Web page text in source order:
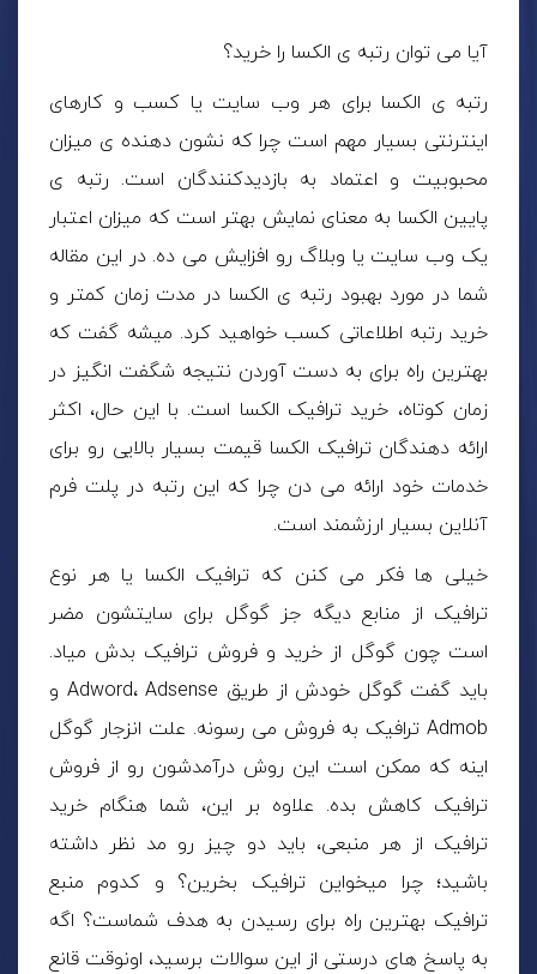
آیا می توان رتبه ی الکسا را خرید؟
رتبه ی الکسا برای هر وب سایت یا کسب و کارهای
اینترنتی بسیار مهم است چرا که نشون دهنده ی میزان
محبوبیت و اعتماد به بازدیدکنندگان است. رتبه ی
پایین الکسا به معنای نمایش بهتر است که میزان اعتبار
یک وب سایت یا وبلاگ رو افزایش می ده. در این مقاله
شما در مورد بهبود رتبه ی الکسا در مدت زمان کمتر و
خرید رتبه اطلاعاتی کسب خواهید کرد. میشه گفت که
بهترین راه برای به دست آوردن نتیجه شگفت انگیز در
زمان کوتاه، خرید ترافیک الکسا است. با این حال، اکثر
ارائه دهندگان ترافیک الکسا قیمت بسیار بالایی رو برای
خدمات خود ارائه می دن چرا که این رتبه در پلت فرم
آنلاین بسیار ارزشمند است.
خیلی ها فکر می کنن که ترافیک الکسا یا هر نوع
ترافیک از منابع دیگه جز گوگل برای سایتشون مضر
است چون گوگل از خرید و فروش ترافیک بدش میاد.
باید گفت گوگل خودش از طریق Adword، Adsense و
Admob ترافیک به فروش می رسونه. علت انزجار گوگل
اینه که ممکن است این روش درآمدشون رو از فروش
ترافیک کاهش بده. علاوه بر این، شما هنگام خرید
ترافیک از هر منبعی، باید دو چیز رو مد نظر داشته
باشید؛ چرا میخواین ترافیک بخرین؟ و کدوم منبع
ترافیک بهترین راه برای رسیدن به هدف شماست؟ اگه
به پاسخ های درستی از این سوالات برسید، اونوقت قانع